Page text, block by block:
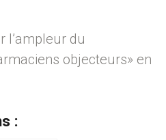
l’ampleur du
objecteurs» en
: